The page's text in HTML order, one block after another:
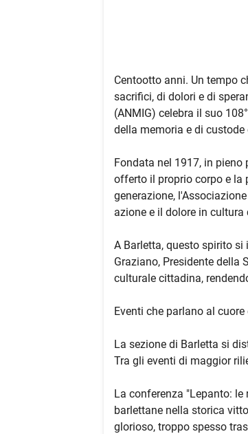
Centootto anni. Un tempo
sacrifici, di dolori e di
(ANMIG) celebra il suo
della memoria e di
Fondata nel 1917, in
offerto il proprio corpo e la
generazione,
azione e il dolore in cultura
A Barletta, questo spirito
Graziano, Presidente della
culturale cittadina,
Eventi che parlano al
La sezione di Barletta si
Tra gli eventi di maggior
La conferenza "Lepanto:
barlettane nella storica
glorioso, troppo spesso